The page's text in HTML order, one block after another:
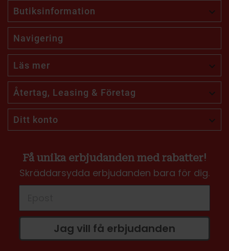
Butiksinformation 
Navigering
Läs mer 
Återtag, Leasing & Företag 
Ditt konto 
Få unika erbjudanden med rabatter!
Skräddarsydda erbjudanden bara för dig.
Jag vill få erbjudanden